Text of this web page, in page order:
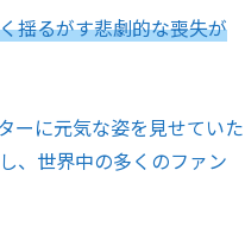
揺るがす悲劇的な喪失が
ーに元気な姿を見せていた
、世界中の多くのファン